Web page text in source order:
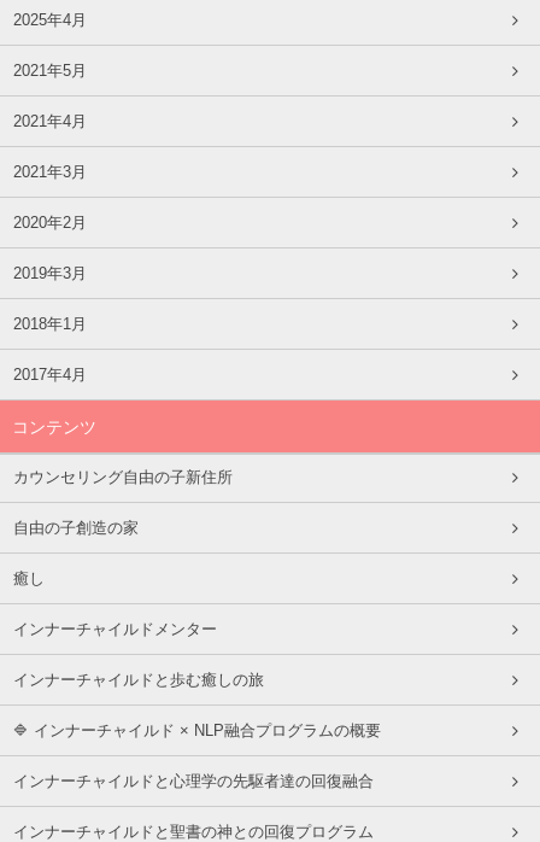
2025年4月
2021年5月
2021年4月
2021年3月
2020年2月
2019年3月
2018年1月
2017年4月
コンテンツ
カウンセリング自由の子新住所
自由の子創造の家
癒し
インナーチャイルドメンター
インナーチャイルドと歩む癒しの旅
🔷 インナーチャイルド × NLP融合プログラムの概要
インナーチャイルドと心理学の先駆者達の回復融合
インナーチャイルドと聖書の神との回復プログラム